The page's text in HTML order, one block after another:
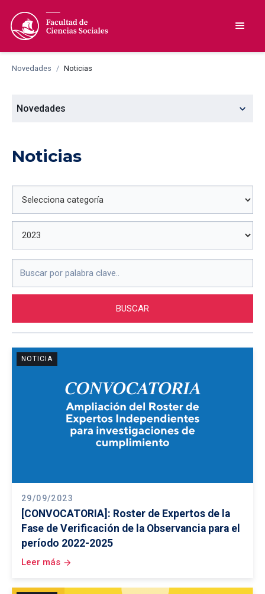
Novedades / Noticias
Novedades expand_more
Noticias
NOTICIA
29/09/2023
[CONVOCATORIA]: Roster de Expertos de la
Fase de Verificación de la Observancia para el
período 2022-2025
Leer más arrow_forward